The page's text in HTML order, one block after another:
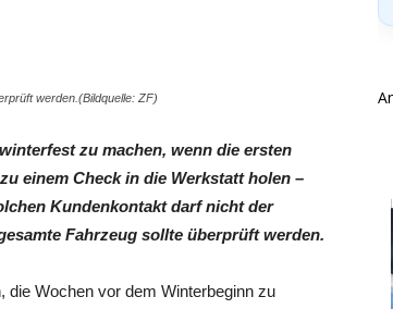
werden.(Bildquelle: ZF)
zu machen, wenn die ersten
einem Check in die Werkstatt holen –
Kundenkontakt darf nicht der
Fahrzeug sollte überprüft werden.
die Wochen vor dem Winterbeginn zu